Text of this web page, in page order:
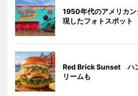
1950年代のアメリカ
現したフォトスポット
Red Brick Sunset ハ
リームも